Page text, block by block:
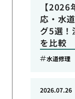
【
応・水
グ5選！
を比較
水道修理
2026.07.26